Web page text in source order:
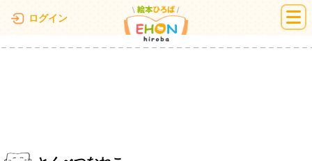
ログイン 絵本ひろば